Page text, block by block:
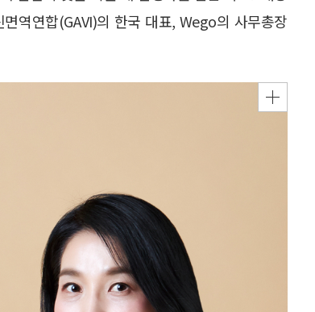
역연합(GAVI)의 한국 대표, Wego의 사무총장